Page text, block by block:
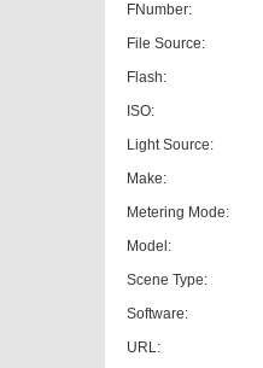
FNumber:
File Source:
Flash:
ISO:
Light Source:
Make:
Metering Mode:
Model:
Scene Type:
Software:
URL: